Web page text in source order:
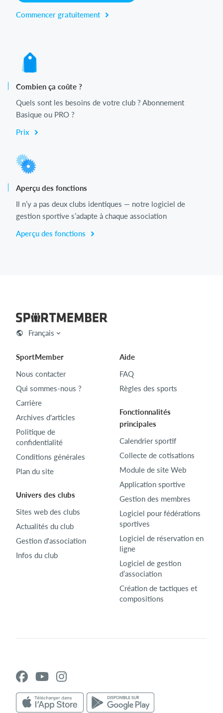
Commencer gratuitement
Combien ça coûte ?
Quels sont les besoins de votre club ? Abonnement
Basique ou PRO ?
Prix
Aperçu des fonctions
Il n’y a pas deux clubs identiques — notre logiciel de
gestion sportive s’adapte à chaque association
Aperçu des fonctions
Français
SportMember
Nous contacter
Qui sommes-nous ?
Carrière
Archives d'articles
Politique de
confidentialité
Conditions générales
Plan du site
Univers des clubs
Sites web des clubs
Actualités du club
Gestion d'association
Infos du club
Aide
FAQ
Règles des sports
Fonctionnalités
principales
Calendrier sportif
Collecte de cotisations
Module de site Web
Application sportive
Gestion des membres
Logiciel pour fédérations
sportives
Logiciel de réservation en
ligne
Logiciel de gestion
d’association
Création de tactiques et
compositions